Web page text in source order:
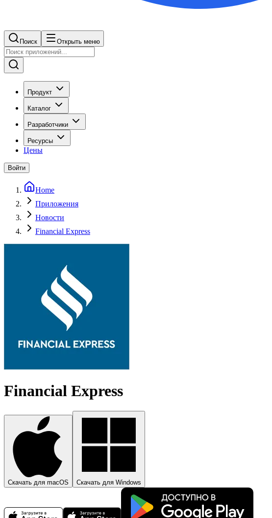
Поиск Открыть меню
Продукт
Каталог
Разработчики
Ресурсы
Цены
Войти
Home
Приложения
Новости
Financial Express
Financial Express
Скачать для macOS Скачать для Windows